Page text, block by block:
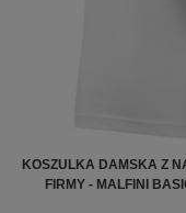
KOSZULKA DAMSKA Z
FIRMY - MALFINI